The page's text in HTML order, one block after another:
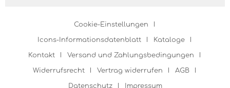
Cookie-Einstellungen
Icons-Informationsdatenblatt Kataloge
Kontakt Versand und Zahlungsbedingungen
Widerrufsrecht Vertrag widerrufen AGB
Datenschutz Impressum